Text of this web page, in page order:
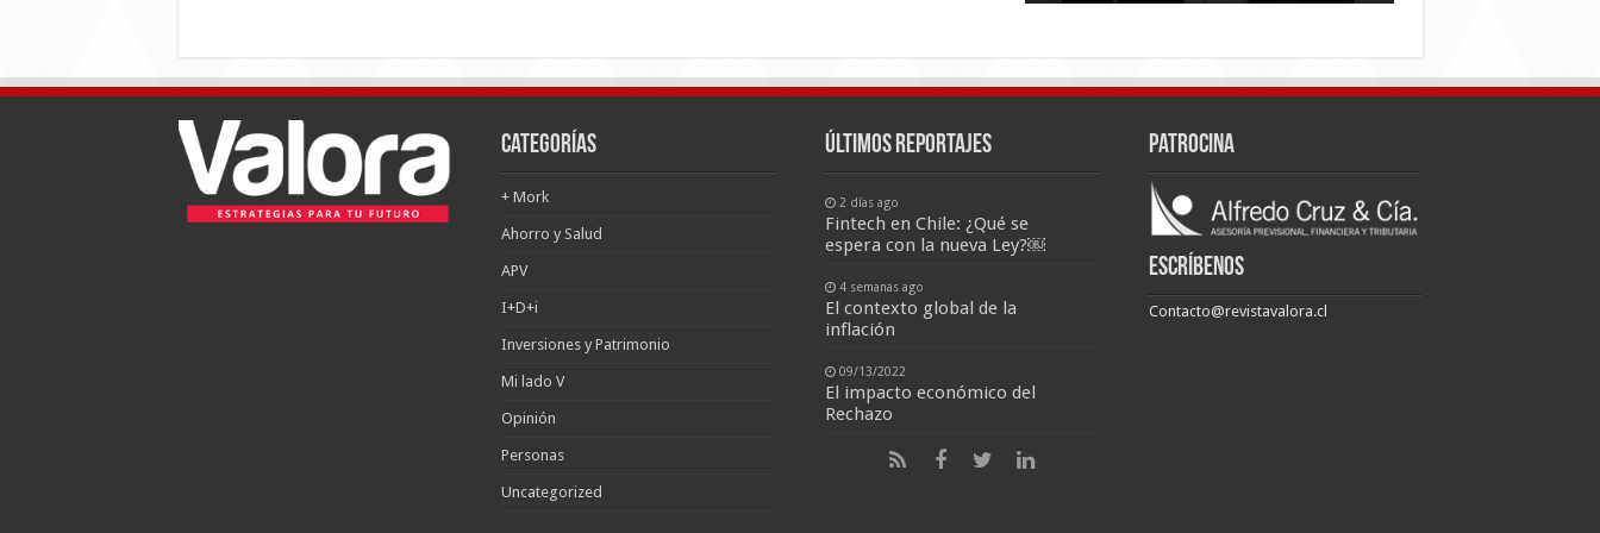
Categorías
+ Mork
Ahorro y Salud
APV
I+D+i
Inversiones y Patrimonio
Mi lado V
Opinión
Personas
Uncategorized
últimos reportajes
2 días ago
Fintech en Chile: ¿Qué se
espera con la nueva Ley?￼
4 semanas ago
El contexto global de la
inflación
09/13/2022
El impacto económico del
Rechazo
Patrocina
Escríbenos
Contacto@revistavalora.cl